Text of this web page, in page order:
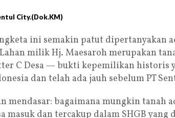
City.(Dok.KM)
ini semakin patut dipertanyakan
milik Hj. Maesaroh merupakan
C Desa — bukti kepemilikan historis
dan telah ada jauh sebelum PT
mendasar: bagaimana mungkin tanah
masuk dan tercakup dalam SHGB yang